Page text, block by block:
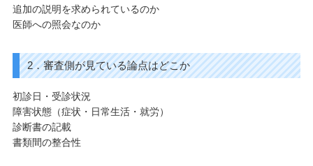
追加の説明を求められているのか
医師への照会なのか
2．審査側が見ている論点はどこか
初診日・受診状況
障害状態（症状・日常生活・就労）
診断書の記載
書類間の整合性